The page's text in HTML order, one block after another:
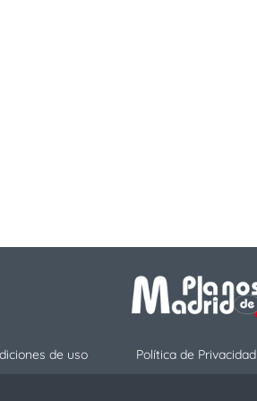
de uso Política de Privacidad